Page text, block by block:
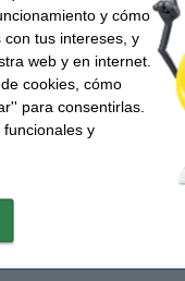
suave. El color rosa
texto impresos como
y cómo
tus intereses, y
web y en internet.
cookies, cómo
para consentirlas.
y